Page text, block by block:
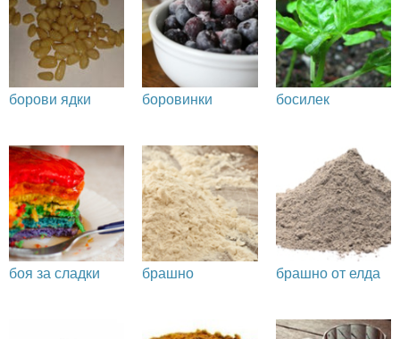
борови ядки боровинки босилек
боя за сладки брашно брашно от елда